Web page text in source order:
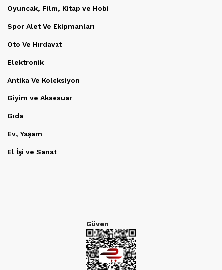
Oyuncak, Film, Kitap ve Hobi
Spor Alet Ve Ekipmanları
Oto Ve Hırdavat
Elektronik
Antika Ve Koleksiyon
Giyim ve Aksesuar
Gıda
Ev, Yaşam
El İşi ve Sanat
Güven